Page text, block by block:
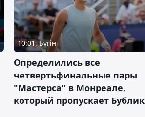
10:01, Бүгін
Определились все
четвертьфинальные пары
"Мастерса" в Монреале,
который пропускает Бублик